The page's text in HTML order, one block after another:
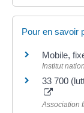
Pour en savoir
Mobile,
Institut
33 700
Association